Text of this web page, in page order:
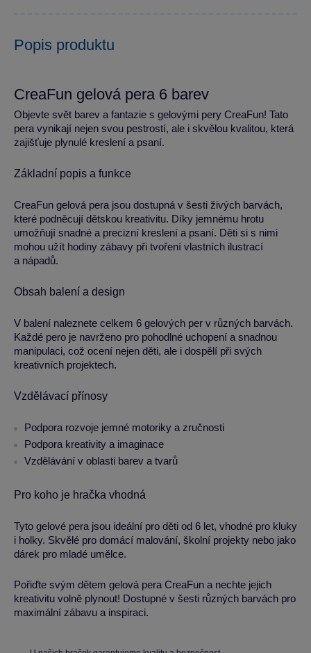
Popis produktu
CreaFun gelová pera 6 barev
Objevte svět barev a fantazie s gelovými pery CreaFun! Tato
pera vynikají nejen svou pestrostí, ale i skvělou kvalitou, která
zajišťuje plynulé kreslení a psaní.
Základní popis a funkce
CreaFun gelová pera jsou dostupná v šesti živých barvách,
které podněcují dětskou kreativitu. Díky jemnému hrotu
umožňují snadné a precizní kreslení a psaní. Děti si s nimi
mohou užít hodiny zábavy při tvoření vlastních ilustrací
a nápadů.
Obsah balení a design
V balení naleznete celkem 6 gelových per v různých barvách.
Každé pero je navrženo pro pohodlné uchopení a snadnou
manipulaci, což ocení nejen děti, ale i dospělí při svých
kreativních projektech.
Vzdělávací přínosy
Podpora rozvoje jemné motoriky a zručnosti
Podpora kreativity a imaginace
Vzdělávání v oblasti barev a tvarů
Pro koho je hračka vhodná
Tyto gelové pera jsou ideální pro děti od 6 let, vhodné pro kluky
i holky. Skvělé pro domácí malování, školní projekty nebo jako
dárek pro mladé umělce.
Pořiďte svým dětem gelová pera CreaFun a nechte jejich
kreativitu volně plynout! Dostupné v šesti různých barvách pro
maximální zábavu a inspiraci.